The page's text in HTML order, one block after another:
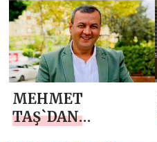
GAZETECİLER VE
BASIN BAYRAMI
MESAJI
MEHMET
TAŞ`DAN